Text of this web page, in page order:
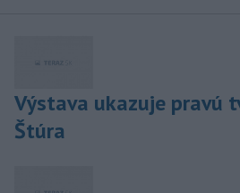
Výstava ukazuje pravú
Štúra